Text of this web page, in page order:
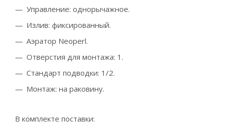
Управление: однорычажное.
Излив: фиксированный.
Аэратор Neoperl.
Отверстия для монтажа: 1.
Стандарт подводки: 1/2.
Монтаж: на раковину.
В комплекте поставки: